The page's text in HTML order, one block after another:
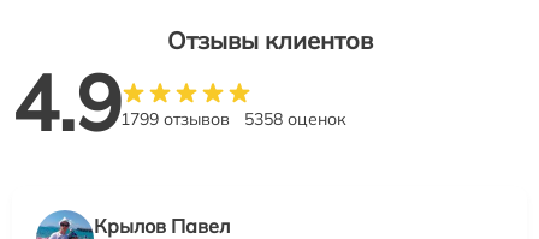
Отзывы клиентов
4.91799 отзывов 5358 оценок
Крылов Павел